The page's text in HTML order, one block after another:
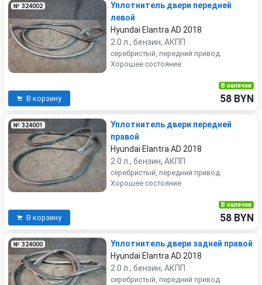
№ 324002
Уплотнитель двери передней
левой
Hyundai Elantra AD 2018
2.0 л., бензин, АКПП
серебристый, передний привод
Хорошее состояние
В корзину
В наличии
58 BYN
№ 324001
Уплотнитель двери передней
правой
Hyundai Elantra AD 2018
2.0 л., бензин, АКПП
серебристый, передний привод
Хорошее состояние
В корзину
В наличии
58 BYN
№ 324000
Уплотнитель двери задней правой
Hyundai Elantra AD 2018
2.0 л., бензин, АКПП
серебристый, передний привод